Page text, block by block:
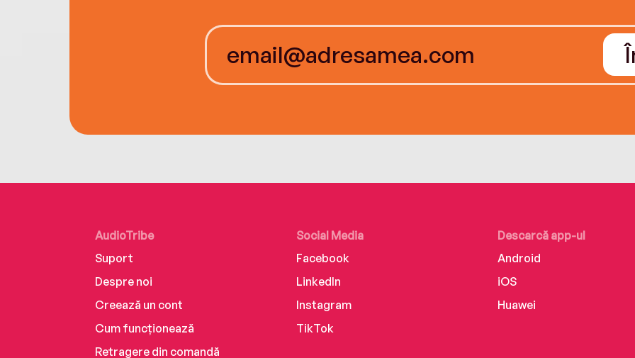
AudioTribe
Suport
Despre noi
Creează un cont
Cum funcționează
Retragere din comandă
Social Media
Facebook
LinkedIn
Instagram
TikTok
Descarcă app-ul
Android
iOS
Huawei